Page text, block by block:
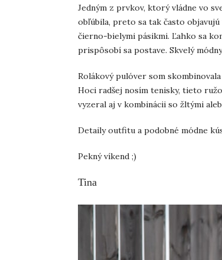
Jedným z prvkov, ktorý vládne vo
obľúbila, preto sa tak často
čierno-bielymi pásikmi. Ľahko sa
prispôsobí sa postave. Skvelý
Rolákový pulóver som
Hoci radšej nosím tenisky, tieto
vyzeral aj v kombinácii so žltými
Detaily outfitu a podobné módne
Pekný víkend ;)
Tina